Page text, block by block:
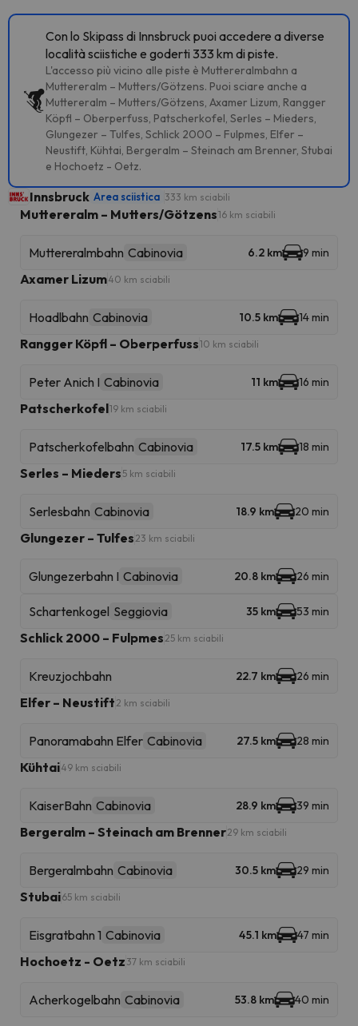
Con lo Skipass di Innsbruck puoi accedere a diverse
località sciistiche e goderti 333 km di piste.
L'accesso più vicino alle piste è Muttereralmbahn a
Muttereralm – Mutters/Götzens. Puoi sciare anche a
Muttereralm – Mutters/Götzens, Axamer Lizum, Rangger
Köpfl – Oberperfuss, Patscherkofel, Serles – Mieders,
Glungezer – Tulfes, Schlick 2000 – Fulpmes, Elfer –
Neustift, Kühtai, Bergeralm – Steinach am Brenner, Stubai
e Hochoetz - Oetz.
Innsbruck Area sciistica 333 km sciabili
Muttereralm – Mutters/Götzens16 km sciabili
Muttereralmbahn Cabinovia 6.2 km 9 min
Axamer Lizum40 km sciabili
Hoadlbahn Cabinovia 10.5 km 14 min
Rangger Köpfl – Oberperfuss10 km sciabili
Peter Anich I Cabinovia 11 km 16 min
Patscherkofel19 km sciabili
Patscherkofelbahn Cabinovia 17.5 km 18 min
Serles – Mieders 5 km sciabili
Serlesbahn Cabinovia 18.9 km 20 min
Glungezer – Tulfes 23 km sciabili
Glungezerbahn I Cabinovia 20.8 km 26 min
Schartenkogel Seggiovia 35 km 53 min
Schlick 2000 – Fulpmes 25 km sciabili
Kreuzjochbahn 22.7 km 26 min
Elfer – Neustift 2 km sciabili
Panoramabahn Elfer Cabinovia 27.5 km 28 min
Kühtai49 km sciabili
KaiserBahn Cabinovia 28.9 km 39 min
Bergeralm – Steinach am Brenner29 km sciabili
Bergeralmbahn Cabinovia 30.5 km 29 min
Stubai65 km sciabili
Eisgratbahn 1 Cabinovia 45.1 km 47 min
Hochoetz - Oetz 37 km sciabili
Acherkogelbahn Cabinovia 53.8 km 40 min